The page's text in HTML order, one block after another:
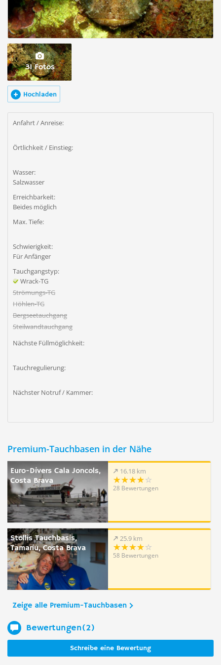
31 Fotos
Hochladen
Anfahrt / Anreise:
Örtlichkeit / Einstieg:
Wasser:
Salzwasser
Erreichbarkeit:
Beides möglich
Max. Tiefe:
Schwierigkeit:
Für Anfänger
Tauchgangstyp:
Wrack-TG
Strömungs-TG
Höhlen-TG
Bergseetauchgang
Steilwandtauchgang
Nächste Füllmöglichkeit:
Tauchregulierung:
Nächster Notruf / Kammer:
Premium-Tauchbasen in der Nähe
Euro-Divers Cala Joncols,
Costa Brava
16.18 km
28 Bewertungen
Stollis Tauchbasis,
Tamariu, Costa Brava
25.9 km
58 Bewertungen
Zeige alle Premium-Tauchbasen
Bewertungen(2)
Schreibe eine Bewertung